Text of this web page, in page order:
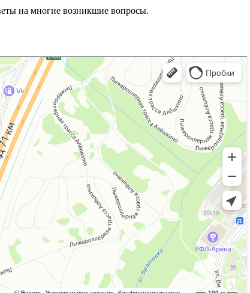
на многие возникшие вопросы.